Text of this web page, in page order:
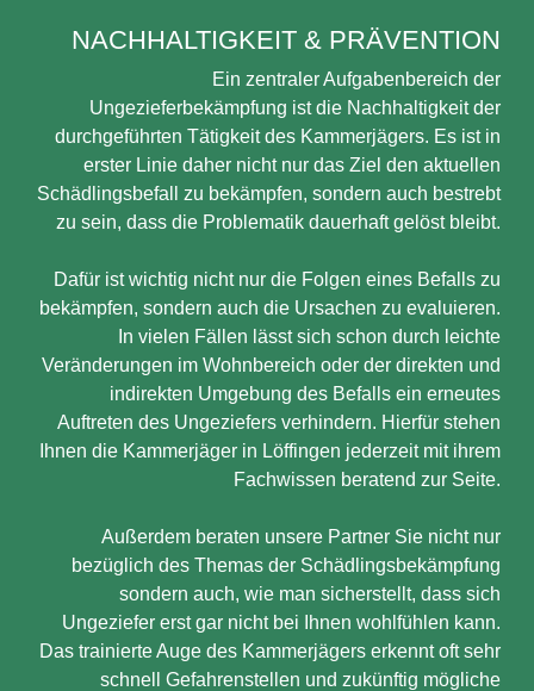
NACHHALTIGKEIT & PRÄVENTION
Ein zentraler Aufgabenbereich der
Ungezieferbekämpfung ist die Nachhaltigkeit der
durchgeführten Tätigkeit des Kammerjägers. Es ist in
erster Linie daher nicht nur das Ziel den aktuellen
Schädlingsbefall zu bekämpfen, sondern auch bestrebt
zu sein, dass die Problematik dauerhaft gelöst bleibt.
Dafür ist wichtig nicht nur die Folgen eines Befalls zu
bekämpfen, sondern auch die Ursachen zu evaluieren.
In vielen Fällen lässt sich schon durch leichte
Veränderungen im Wohnbereich oder der direkten und
indirekten Umgebung des Befalls ein erneutes
Auftreten des Ungeziefers verhindern. Hierfür stehen
Ihnen die Kammerjäger in Löffingen jederzeit mit ihrem
Fachwissen beratend zur Seite.
Außerdem beraten unsere Partner Sie nicht nur
bezüglich des Themas der Schädlingsbekämpfung
sondern auch, wie man sicherstellt, dass sich
Ungeziefer erst gar nicht bei Ihnen wohlfühlen kann.
Das trainierte Auge des Kammerjägers erkennt oft sehr
schnell Gefahrenstellen und zukünftig mögliche